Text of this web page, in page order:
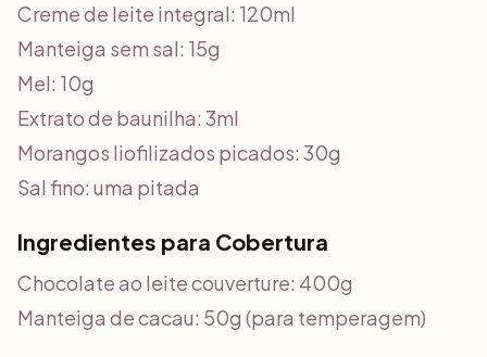
Creme de leite integral: 120ml
Manteiga sem sal: 15g
Mel: 10g
Extrato de baunilha: 3ml
Morangos liofilizados picados: 30g
Sal fino: uma pitada
Ingredientes para Cobertura
Chocolate ao leite couverture: 400g
Manteiga de cacau: 50g (para temperagem)